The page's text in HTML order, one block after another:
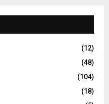
(12)
(48)
(104)
(18)